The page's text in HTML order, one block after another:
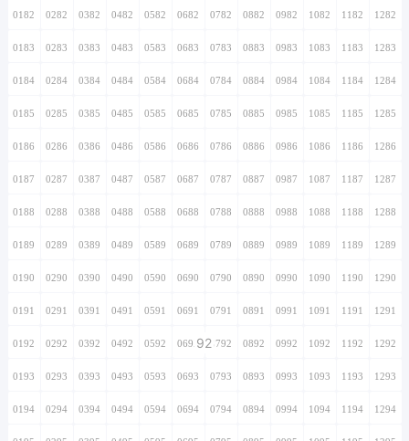
0182 0282 0382 0482 0582 0682 0782 0882 0982 1082 1182 1282
0183 0283 0383 0483 0583 0683 0783 0883 0983 1083 1183 1283
0184 0284 0384 0484 0584 0684 0784 0884 0984 1084 1184 1284
0185 0285 0385 0485 0585 0685 0785 0885 0985 1085 1185 1285
0186 0286 0386 0486 0586 0686 0786 0886 0986 1086 1186 1286
0187 0287 0387 0487 0587 0687 0787 0887 0987 1087 1187 1287
0188 0288 0388 0488 0588 0688 0788 0888 0988 1088 1188 1288
0189 0289 0389 0489 0589 0689 0789 0889 0989 1089 1189 1289
0190 0290 0390 0490 0590 0690 0790 0890 0990 1090 1190 1290
0191 0291 0391 0491 0591 0691 0791 0891 0991 1091 1191 1291
0192 0292 0392 0492 0592 0692920792 0892 0992 1092 1192 1292
0193 0293 0393 0493 0593 0693 0793 0893 0993 1093 1193 1293
0194 0294 0394 0494 0594 0694 0794 0894 0994 1094 1194 1294